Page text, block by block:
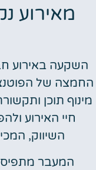
מאירוע
השקעה באירוע
החמצה של
מינוף תוכן
חיי האירוע
השיווק,
המעבר